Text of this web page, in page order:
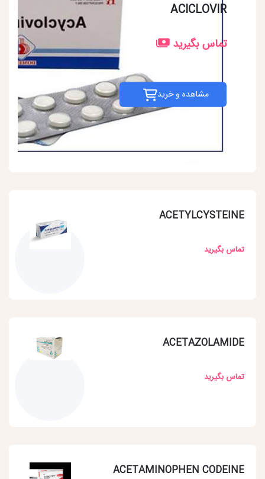
ACICLOVIR
تماس بگیرید
مشاهده و خرید
ACETYLCYSTEINE
تماس بگیرید
ACETAZOLAMIDE
تماس بگیرید
ACETAMINOPHEN CODEINE